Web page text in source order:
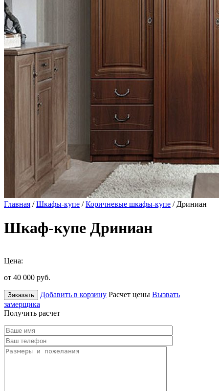
Главная /Шкафы-купе /Коричневые шкафы-купе / Дриниан
Шкаф-купе Дриниан
Цена:
от 40 000 руб.
Заказать Добавить в корзину Расчет цены Вызвать
замерщика
Получить расчет